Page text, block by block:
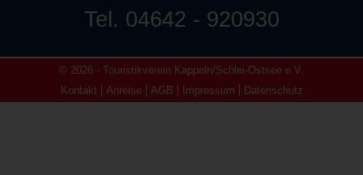
Tel. 04642 - 920930
© 2026 - Touristikverein Kappeln/Schlei-Ostsee e.V.
Kontakt
Anreise AGB Impressum Datenschutz